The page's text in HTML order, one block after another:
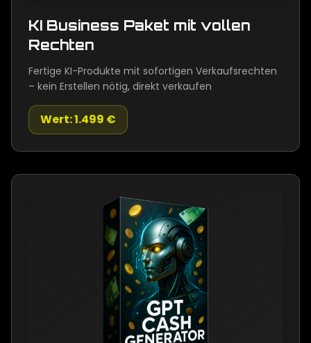
KI Business Paket mit vollen
Rechten
Fertige KI-Produkte mit sofortigen Verkaufsrechten
– kein Erstellen nötig, direkt verkaufen
Wert: 1.499 €